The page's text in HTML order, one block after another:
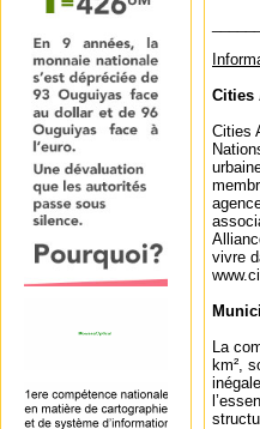
Cities
Cities
vivre
La
km²,